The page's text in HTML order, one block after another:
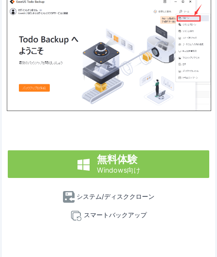
 無料体験
Windows向け
システム/ディスククローン
スマートバックアップ